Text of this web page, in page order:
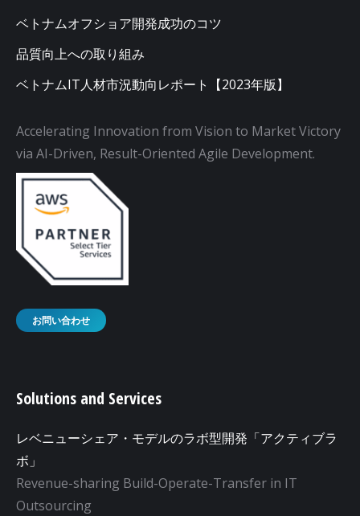
ベトナムオフショア開発成功のコツ
品質向上への取り組み
ベトナムIT人材市況動向レポート【2023年版】
Accelerating Innovation from Vision to Market Victory
via AI-Driven, Result-Oriented Agile Development.
お問い合わせ
Solutions and Services
レベニューシェア・モデルのラボ型開発「アクティブラ
ボ」
Revenue-sharing Build-Operate-Transfer in IT
Outsourcing